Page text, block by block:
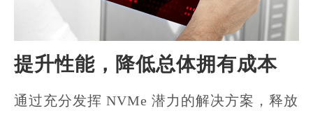
提升性能，降低总体拥有成本
通过充分发挥 NVMe 潜力的解决方案，释放